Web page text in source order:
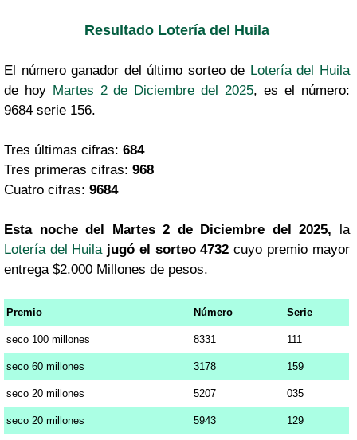
Resultado Lotería del Huila
El número ganador del último sorteo de Lotería del Huila
de hoy Martes 2 de Diciembre del 2025, es el número:
9684 serie 156.
Tres últimas cifras: 684
Tres primeras cifras: 968
Cuatro cifras: 9684
Esta noche del Martes 2 de Diciembre del 2025, la
Lotería del Huila jugó el sorteo 4732 cuyo premio mayor
entrega $2.000 Millones de pesos.
Premio Número Serie
seco 100 millones 8331 111
seco 60 millones 3178 159
seco 20 millones 5207 035
seco 20 millones 5943 129